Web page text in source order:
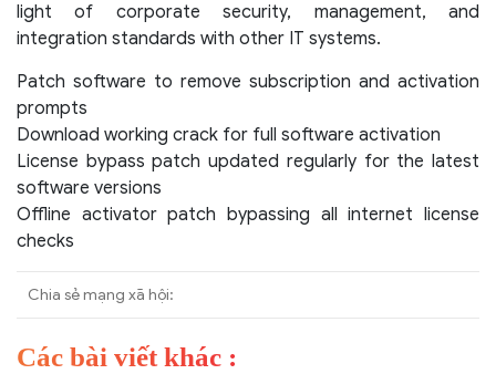
light of corporate security, management, and
integration standards with other IT systems.
Patch software to remove subscription and activation
prompts
Download working crack for full software activation
License bypass patch updated regularly for the latest
software versions
Offline activator patch bypassing all internet license
checks
Chia sẻ mạng xã hội:
Các bài viết khác :